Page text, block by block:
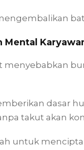
Mental
menyebabkan
dasar
takut akan
untuk